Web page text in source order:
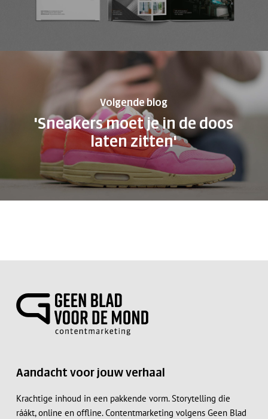
Volgende blog
'Sneakers moet je in de doos
laten zitten'
Aandacht voor jouw verhaal
Krachtige inhoud in een pakkende vorm. Storytelling die
ráákt, online en offline. Contentmarketing volgens Geen Blad